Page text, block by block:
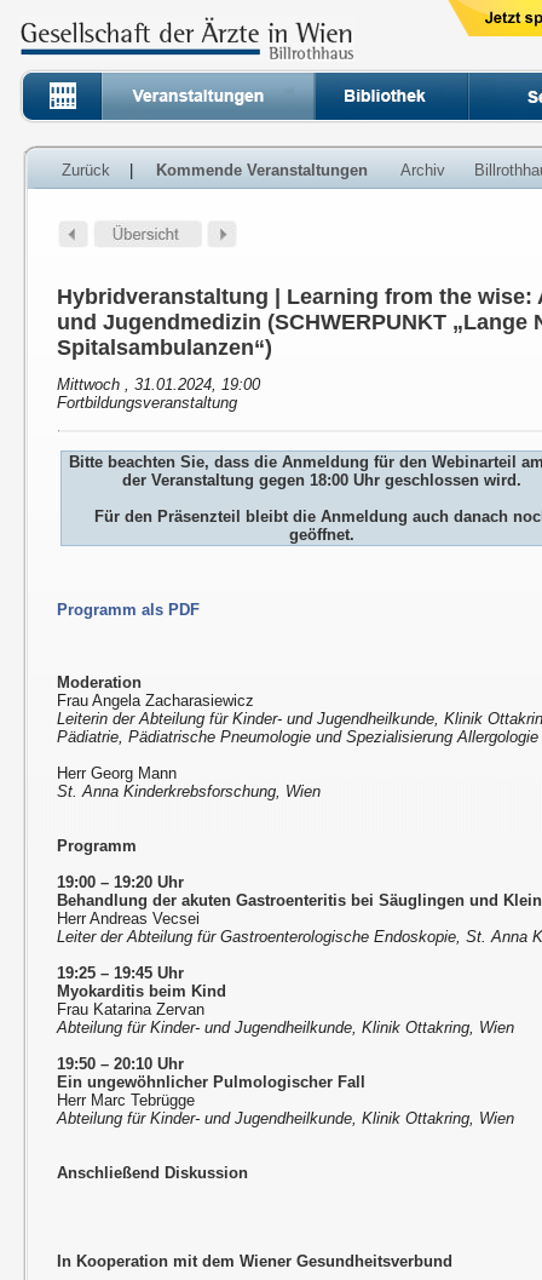
Zurück Kommende Veranstaltungen Archiv
Hybridveranstaltung | Learning from the wise:
und Jugendmedizin (SCHWERPUNKT „Lange
Spitalsambulanzen“)
Mittwoch , 31.01.2024, 19:00
Fortbildungsveranstaltung
Bitte beachten Sie, dass die Anmeldung für den Webinarteil
der Veranstaltung gegen 18:00 Uhr geschlossen wird.
Für den Präsenzteil bleibt die Anmeldung auch danach
geöffnet.
Programm als PDF
Moderation
Frau Angela Zacharasiewicz
Leiterin der Abteilung für Kinder- und Jugendheilkunde, Klinik
Pädiatrie, Pädiatrische Pneumologie und Spezialisierung Allergologie
Herr Georg Mann
St. Anna Kinderkrebsforschung, Wien
Programm
19:00 – 19:20 Uhr
Behandlung der akuten Gastroenteritis bei Säuglingen und
Herr Andreas Vecsei
Leiter der Abteilung für Gastroenterologische Endoskopie, St. Anna
19:25 – 19:45 Uhr
Myokarditis beim Kind
Frau Katarina Zervan
Abteilung für Kinder- und Jugendheilkunde, Klinik Ottakring, Wien
19:50 – 20:10 Uhr
Ein ungewöhnlicher Pulmologischer Fall
Herr Marc Tebrügge
Abteilung für Kinder- und Jugendheilkunde, Klinik Ottakring, Wien
Anschließend Diskussion
In Kooperation mit dem Wiener Gesundheitsverbund